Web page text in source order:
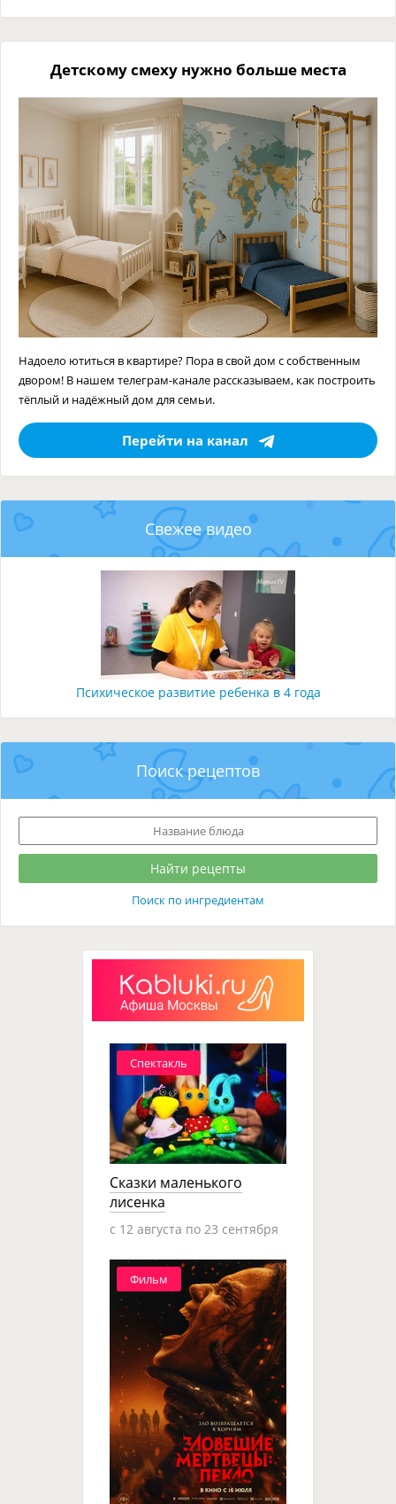
Детскому смеху нужно больше места
Надоело ютиться в квартире? Пора в свой дом с собственным
двором! В нашем телеграм-канале рассказываем, как построить
тёплый и надёжный дом для семьи.
Перейти на канал
Свежее видео
Психическое развитие ребенка в 4 года
Поиск рецептов
Поиск по ингредиентам
Спектакль
Сказки маленького
лисенка
c 12 августа по 23 сентября
Фильм